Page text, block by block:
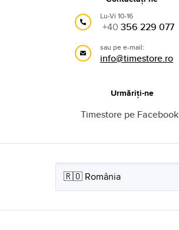
Lu-Vi 10-16
+40 356 229 077
sau pe e-mail:
info@timestore.ro
Urmăriți-ne
Timestore pe Facebook